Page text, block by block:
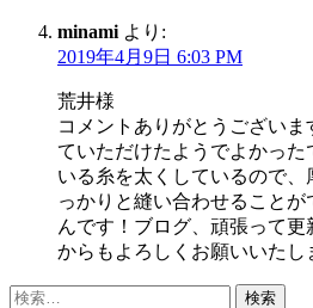
minami より:
2019年4月9日 6:03 PM
荒井様
コメントありがとうござい
ていただけたようでよかっ
いる糸を太くしているので
っかりと縫い合わせること
んです！ブログ、頑張って
からもよろしくお願いいた
検